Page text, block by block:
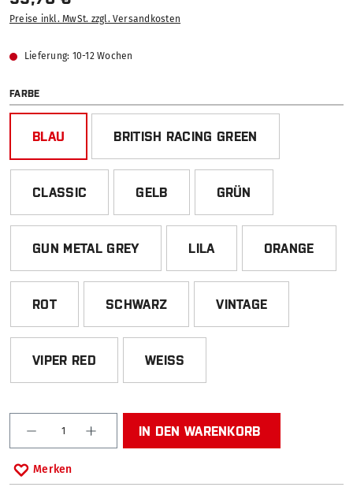
Preise inkl. MwSt. zzgl. Versandkosten
Lieferung: 10-12 Wochen
FARBEAUSWÄHLEN
BLAU BRITISH RACING GREEN
CLASSIC GELB GRÜN
GUN METAL GREY LILA ORANGE
ROT SCHWARZ VINTAGE
VIPER RED WEISS
Produkt Anzahl: Gib den gewünschten Wert ein
IN DEN WARENKORB
Merken